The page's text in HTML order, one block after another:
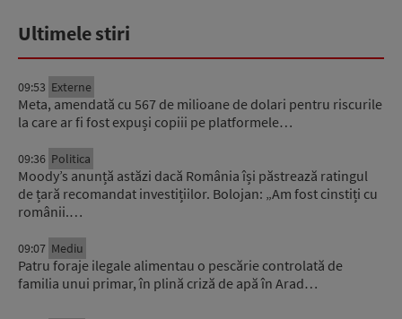
Ultimele stiri
09:53 Externe
Meta, amendată cu 567 de milioane de dolari pentru riscurile
la care ar fi fost expuși copiii pe platformele…
09:36 Politica
Moody’s anunță astăzi dacă România își păstrează ratingul
de țară recomandat investițiilor. Bolojan: „Am fost cinstiți cu
românii.…
09:07 Mediu
Patru foraje ilegale alimentau o pescărie controlată de
familia unui primar, în plină criză de apă în Arad…